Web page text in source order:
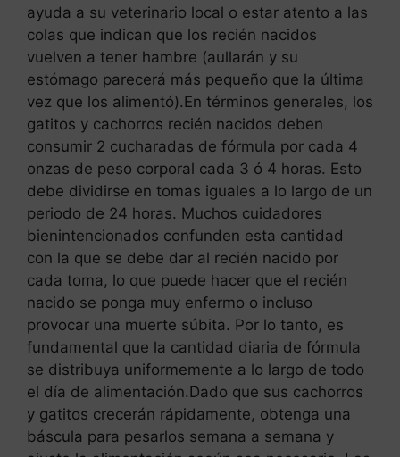
ayuda a su veterinario local o estar atento a las
colas que indican que los recién nacidos
vuelven a tener hambre (aullarán y su
estómago parecerá más pequeño que la última
vez que los alimentó).En términos generales, los
gatitos y cachorros recién nacidos deben
consumir 2 cucharadas de fórmula por cada 4
onzas de peso corporal cada 3 ó 4 horas. Esto
debe dividirse en tomas iguales a lo largo de un
periodo de 24 horas. Muchos cuidadores
bienintencionados confunden esta cantidad
con la que se debe dar al recién nacido por
cada toma, lo que puede hacer que el recién
nacido se ponga muy enfermo o incluso
provocar una muerte súbita. Por lo tanto, es
fundamental que la cantidad diaria de fórmula
se distribuya uniformemente a lo largo de todo
el día de alimentación.Dado que sus cachorros
y gatitos crecerán rápidamente, obtenga una
báscula para pesarlos semana a semana y